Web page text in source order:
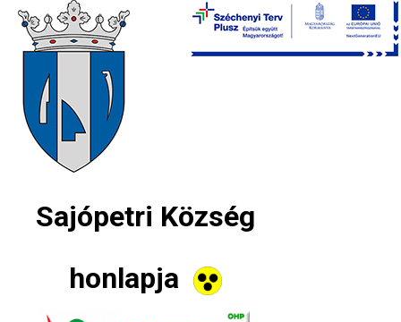
Sajópetri Község
honlapja